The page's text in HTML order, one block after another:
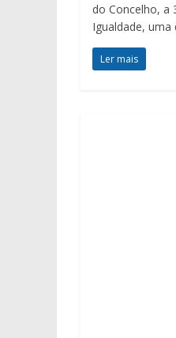
do Concelho, a
Igualdade, uma
Ler mais